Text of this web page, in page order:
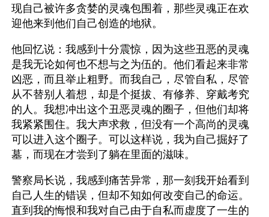
现自己被许多贪婪的灵魂包围着，那些灵魂正在欢
迎他来到他们自己创造的地狱。
他回忆说：我感到十分震惊，因为这些丑恶的灵魂
是我无论如何也不想与之为伍的。他们看起来非常
凶恶，而且举止粗野。而我自己，尽管自私，尽管
从不替别人着想，却是个挺拔、有修养、穿戴考究
的人。我想冲出这个丑恶灵魂的圈子，但他们却将
我紧紧围住。我大声求救，但没有一个高尚的灵魂
可以进入这个圈子。可以这样说，我为自己掘好了
墓，而现在才尝到了躺在里面的滋味。
警察局长说，我感到痛苦异常，那一刻我开始看到
自己人生的错误，但却不知如何改变自己的命运。
直到我的悔恨和我对自己由于自私而虚度了一生的